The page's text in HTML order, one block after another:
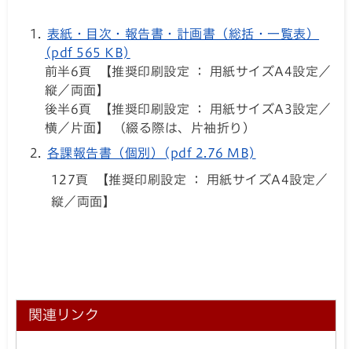
表紙・目次・報告書・計画書（総括・一覧表）
(pdf 565 KB)
前半6頁 【推奨印刷設定 ： 用紙サイズA4設定／
縦／両面】
後半6頁 【推奨印刷設定 ： 用紙サイズA3設定／
横／片面】 （綴る際は、片袖折り）
各課報告書（個別）(pdf 2.76 MB)
127頁 【推奨印刷設定 ： 用紙サイズA4設定／
縦／両面】
関連リンク